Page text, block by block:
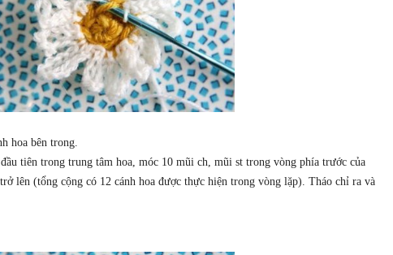
hoa bên trong.
tiên trong trung tâm hoa, móc 10 mũi ch, mũi st trong vòng phía trước của
lên (tổng cộng có 12 cánh hoa được thực hiện trong vòng lặp). Tháo chỉ ra và